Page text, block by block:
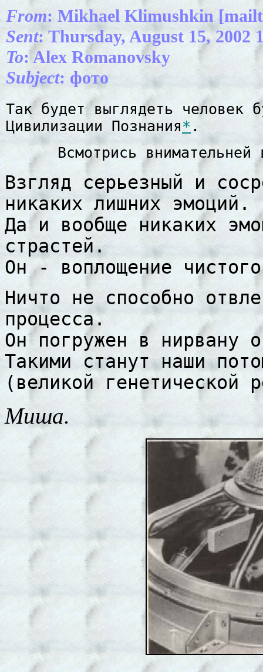
From: Mikhael Klimushkin
Sent: Thursday, August 15, 2002
To: Alex Romanovsky
Subject: фото
Так будет выглядеть человек
Цивилизации Познания* .
Всмотрись
Взгляд серьезный и
никаких лишних эмоций.
Да и вообще никаких
страстей.
Он - воплощение
Ничто не способно
процесса.
Он погружен в нирвану
Такими станут наши
(великой генетической
Миша.